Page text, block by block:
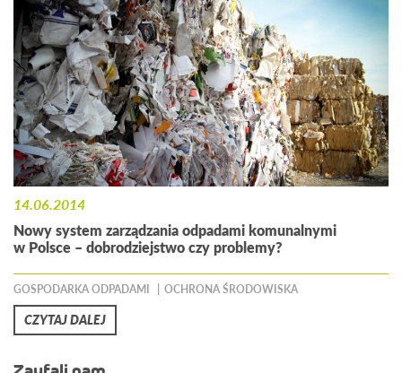
Nowy system zarządzania odpadami komunalnymi
w Polsce – dobrodziejstwo czy problemy?
14.06.2014
GOSPODARKA ODPADAMI OCHRONA ŚRODOWISKA
CZYTAJ DALEJ